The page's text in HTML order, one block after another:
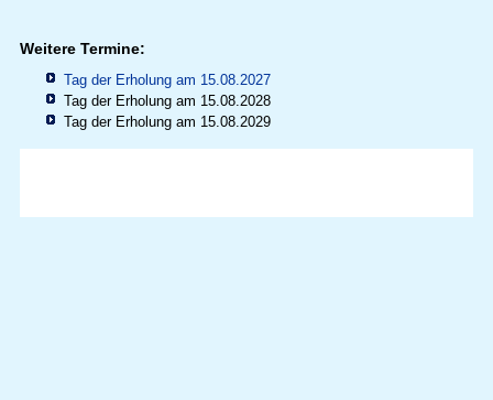
Weitere Termine:
Tag der Erholung am 15.08.2027
Tag der Erholung am 15.08.2028
Tag der Erholung am 15.08.2029